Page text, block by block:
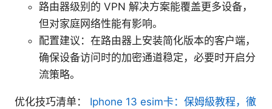
路由器级别的 VPN 解决方案能覆盖更多设备，
但对家庭网络性能有影响。
配置建议：在路由器上安装简化版本的客户端，
确保设备访问时的加密通道稳定，必要时开启分
流策略。
优化技巧清单： Iphone 13 esim卡：保姆級教程，徹